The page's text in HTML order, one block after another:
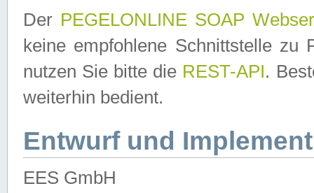
Der PEGELONLINE SOAP
keine empfohlene Schnittstelle zu
nutzen Sie bitte die REST-API.
weiterhin bedient.
Entwurf und
EES GmbH